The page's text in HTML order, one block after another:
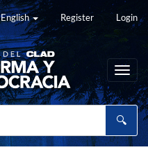
English Register Login